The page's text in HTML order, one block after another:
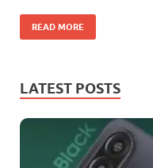
READ MORE
LATEST POSTS